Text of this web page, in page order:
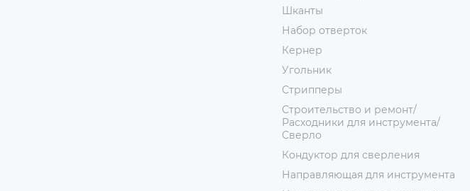
Шканты
Набор отверток
Кернер
Угольник
Стрипперы
Строительство и ремонт/
Расходники для инструмента/
Сверло
Кондуктор для сверления
Направляющая для инструмента